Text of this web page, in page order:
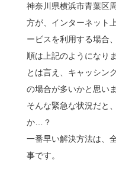
神奈川県横浜市青葉区
方が、インターネット
ービスを利用する場合
順は上記のようになりま
とは言え、キャッシン
の場合が多いかと思いま
そんな緊急な状況だと
か…？
一番早い解決方法は、
事です。